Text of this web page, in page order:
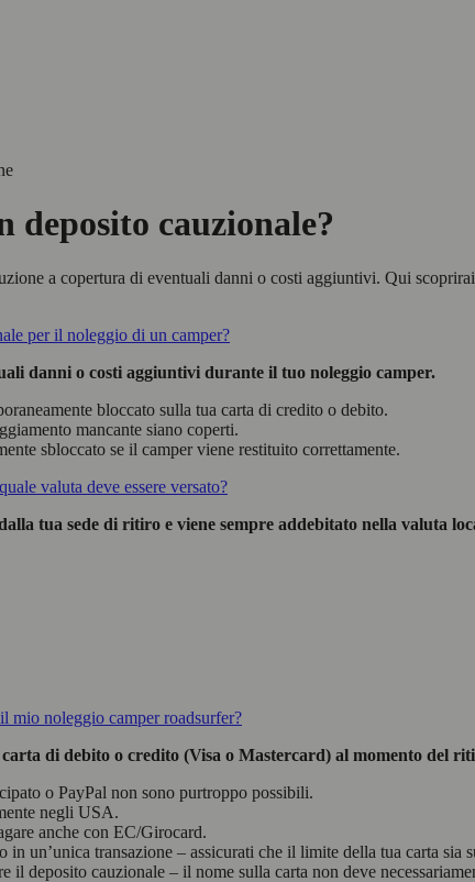
deposito cauzionale?
a copertura di eventuali danni o costi aggiuntivi. Qui
per il noleggio di un camper?
danni o costi aggiuntivi durante il tuo noleggio camper.
bloccato sulla tua carta di credito o debito.
mancante siano coperti.
sbloccato se il camper viene restituito correttamente.
valuta deve essere versato?
tua sede di ritiro e viene sempre addebitato nella valuta
mio noleggio camper roadsurfer?
di debito o credito (Visa o Mastercard) al momento del
o PayPal non sono purtroppo possibili.
negli USA.
anche con EC/Girocard.
in un’unica transazione – assicurati che il limite della tua carta sia
il deposito cauzionale – il nome sulla carta non deve